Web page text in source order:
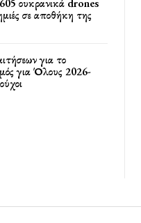
ουκρανικά drones
σε αποθήκη της
για το
για Όλους 2026-